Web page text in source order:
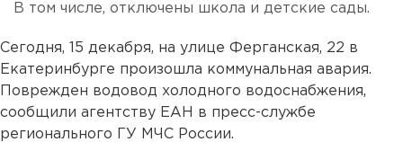
В том числе, отключены школа и детские сады.
Сегодня, 15 декабря, на улице Ферганская, 22 в
Екатеринбурге произошла коммунальная авария.
Поврежден водовод холодного водоснабжения,
сообщили агентству ЕАН в пресс-службе
регионального ГУ МЧС России.